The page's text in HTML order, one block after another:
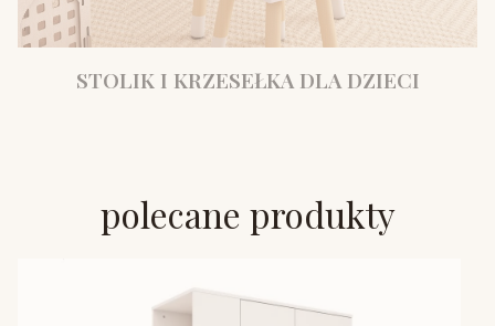
STOLIK I KRZESEŁKA DLA DZIECI
polecane produkty